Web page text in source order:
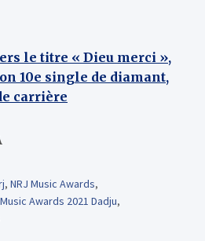
le titre « Dieu merci »,
10e single de diamant,
carrière
, NRJ Music Awards,
Awards 2021 Dadju,